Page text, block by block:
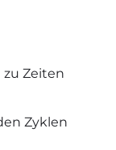
Zeiten
Zyklen